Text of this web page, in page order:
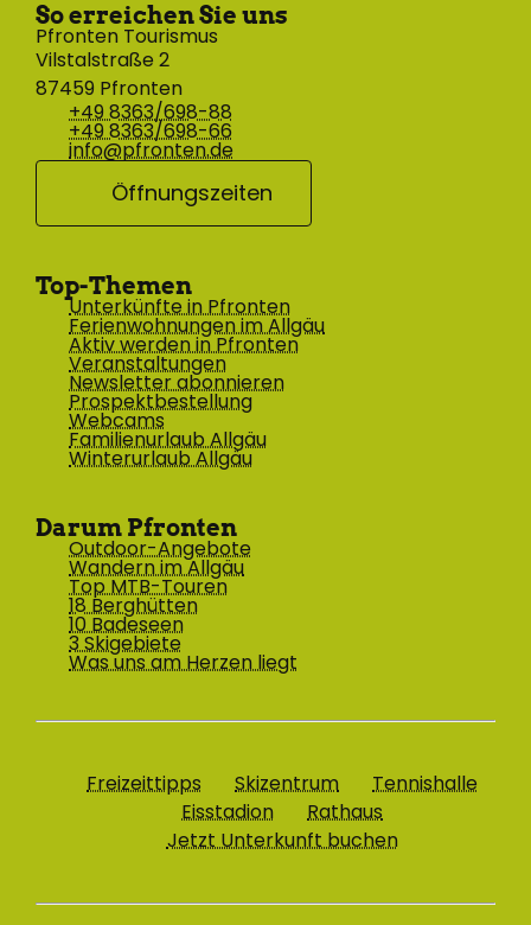
So erreichen Sie uns
Pfronten Tourismus
Vilstalstraße 2
87459 Pfronten
+49 8363/698-88
+49 8363/698-66
info@pfronten.de
Öffnungszeiten
Top-Themen
Unterkünfte in Pfronten
Ferienwohnungen im Allgäu
Aktiv werden in Pfronten
Veranstaltungen
Newsletter abonnieren
Prospektbestellung
Webcams
Familienurlaub Allgäu
Winterurlaub Allgäu
Darum Pfronten
Outdoor-Angebote
Wandern im Allgäu
Top MTB-Touren
18 Berghütten
10 Badeseen
3 Skigebiete
Was uns am Herzen liegt
Freizeittipps Skizentrum
Tennishalle
Eisstadion
Rathaus
Jetzt Unterkunft buchen